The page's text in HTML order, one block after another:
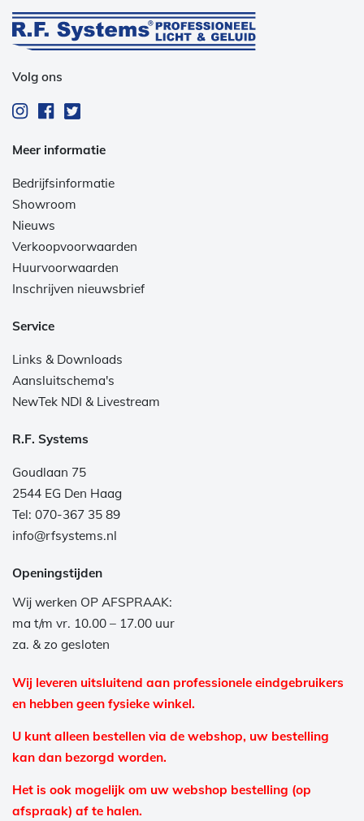
Volg ons
Meer informatie
Bedrijfsinformatie
Showroom
Nieuws
Verkoopvoorwaarden
Huurvoorwaarden
Inschrijven nieuwsbrief
Service
Links & Downloads
Aansluitschema's
NewTek NDI & Livestream
R.F. Systems
Goudlaan 75
2544 EG Den Haag
Tel: 070-367 35 89
info@rfsystems.nl
Openingstijden
Wij werken OP AFSPRAAK:
ma t/m vr. 10.00 – 17.00 uur
za. & zo gesloten
Wij leveren uitsluitend aan professionele eindgebruikers
en hebben geen fysieke winkel.
U kunt alleen bestellen via de webshop, uw bestelling
kan dan bezorgd worden.
Het is ook mogelijk om uw webshop bestelling (op
afspraak) af te halen.